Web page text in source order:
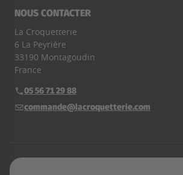
NOUS CONTACTER
La Croquetterie
6 La Peyrière
33190 Montagoudin
France
Téléphone :
05 56 71 29 88
E-mail :
commande@lacroquetterie.com